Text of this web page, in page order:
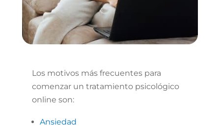
Los motivos más frecuentes para
comenzar un tratamiento psicológico
online son:
Ansiedad